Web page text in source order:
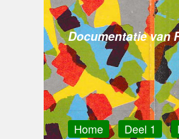
Skip
to
contentDocumentatie van
Home Deel 1